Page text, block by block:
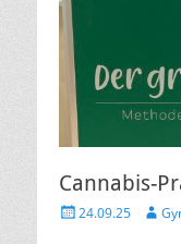
Cannabis-
Veröffentlicht
24.09.25 Autor